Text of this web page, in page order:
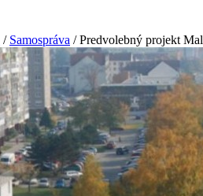
/ Samospráva / Predvolebný projekt